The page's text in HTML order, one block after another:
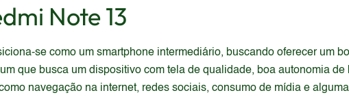
Note 13
se como um smartphone intermediário, buscando oferecer um
que busca um dispositivo com tela de qualidade, boa autonomia
navegação na internet, redes sociais, consumo de mídia e